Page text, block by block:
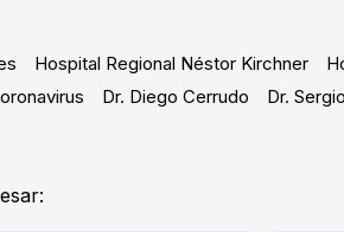
Hospital Regional Néstor Kirchner
Dr. Diego Cerrudo Dr.